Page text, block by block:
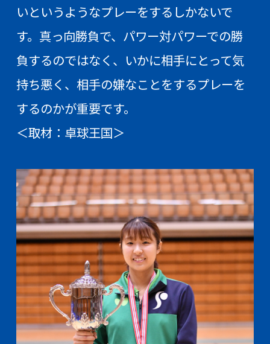
いというようなプレーをするしかないで
す。真っ向勝負で、パワー対パワーでの勝
負するのではなく、いかに相手にとって気
持ち悪く、相手の嫌なことをするプレーを
するのかが重要です。
＜取材：卓球王国＞